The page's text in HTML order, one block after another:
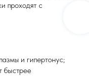
проходят с
и гипертонус;
быстрее